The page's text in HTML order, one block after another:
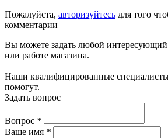
Пожалуйста, авторизуйтесь для того
комментарии
Вы можете задать любой интересующий
или работе магазина.
Наши квалифицированные специалисты
помогут.
Задать вопрос
Вопрос *
Ваше имя *